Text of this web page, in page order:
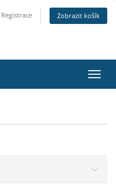
Registrace Zobrazit košík